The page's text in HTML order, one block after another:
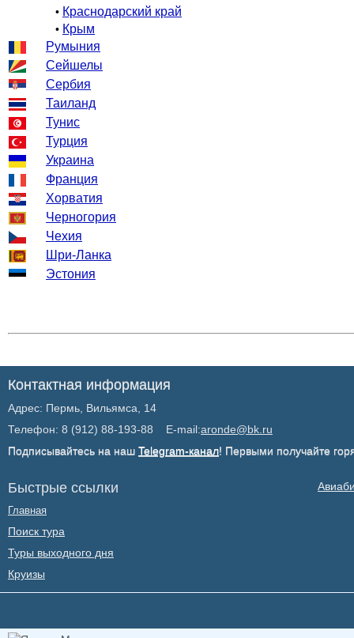
• Краснодарский край
• Крым
Румыния
Сейшелы
Сербия
Таиланд
Тунис
Турция
Украина
Франция
Хорватия
Черногория
Чехия
Шри-Ланка
Эстония
Контактная информация
Адрес: Пермь, Вильямса, 14
Телефон: 8 (912) 88-193-88 E-mail:aronde@bk.ru
Подписывайтесь на наш Telegram-канал! Первыми получайте
Быстрые ссылки
Главная
Поиск тура
Туры выходного дня
Круизы